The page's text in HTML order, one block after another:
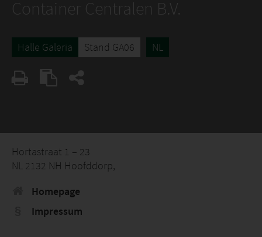
Container Centralen B.V.
Halle Galeria Stand GA06 NL
Hortastraat 1 – 23
NL 2132 NH Hoofddorp,
Homepage
Impressum